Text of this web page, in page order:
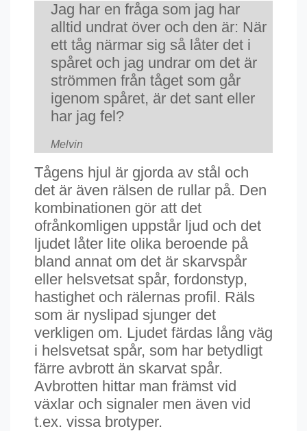
Jag har en fråga som jag har
alltid undrat över och den är: När
ett tåg närmar sig så låter det i
spåret och jag undrar om det är
strömmen från tåget som går
igenom spåret, är det sant eller
har jag fel?
Melvin
Tågens hjul är gjorda av stål och
det är även rälsen de rullar på. Den
kombinationen gör att det
ofrånkomligen uppstår ljud och det
ljudet låter lite olika beroende på
bland annat om det är skarvspår
eller helsvetsat spår, fordonstyp,
hastighet och rälernas profil. Räls
som är nyslipad sjunger det
verkligen om. Ljudet färdas lång väg
i helsvetsat spår, som har betydligt
färre avbrott än skarvat spår.
Avbrotten hittar man främst vid
växlar och signaler men även vid
t.ex. vissa brotyper.